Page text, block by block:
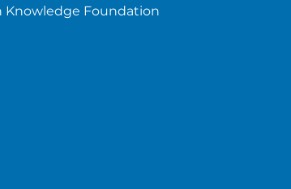
Knowledge Foundation